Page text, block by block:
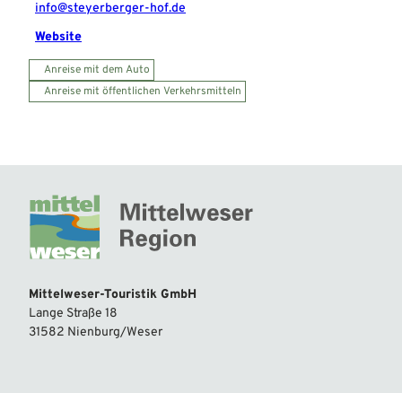
info@steyerberger-hof.de
Website
Anreise mit dem Auto
Anreise mit öffentlichen Verkehrsmitteln
Mittelweser-Touristik GmbH
Lange Straße 18
31582 Nienburg/Weser